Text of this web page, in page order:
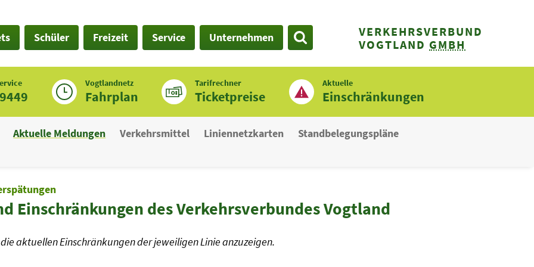
VERKEHRSVERBUND
VOGTLAND GMBH
Schüler Freizeit Service Unternehmen
Vogtlandnetz
Fahrplan
Tarifrechner
Ticketpreise
Aktuelle
Einschränkungen
Aktuelle Meldungen Verkehrsmittel Liniennetzkarten
Standbelegungspläne
Einschränkungen des Verkehrsverbundes Vogtland
aktuellen Einschränkungen der jeweiligen Linie anzuzeigen.